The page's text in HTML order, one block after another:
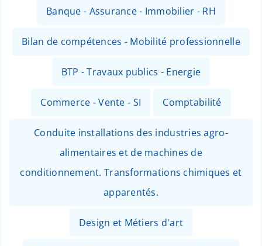
Banque - Assurance - Immobilier - RH
Bilan de compétences - Mobilité professionnelle
BTP - Travaux publics - Energie
Commerce - Vente - SI Comptabilité
Conduite installations des industries agro-
alimentaires et de machines de
conditionnement. Transformations chimiques et
apparentés.
Design et Métiers d'art